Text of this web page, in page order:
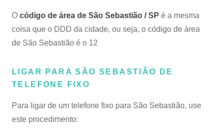
O código de área de São Sebastião / SP é a mesma
coisa que o DDD da cidade, ou seja, o código de área
de São Sebastião é o 12
LIGAR PARA SÃO SEBASTIÃO DE
TELEFONE FIXO
Para ligar de um telefone fixo para São Sebastião, use
este procedimento: